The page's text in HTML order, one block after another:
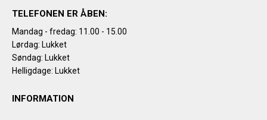
TELEFONEN ER ÅBEN:
Mandag - fredag: 11.00 - 15.00
Lørdag: Lukket
Søndag: Lukket
Helligdage: Lukket
INFORMATION